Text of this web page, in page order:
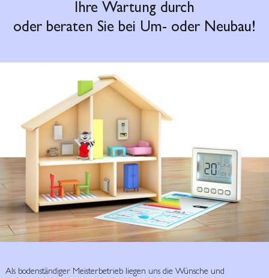
Ihre Wartung durch
oder beraten Sie bei Um- oder Neubau!
Als bodenständiger Meisterbetrieb liegen uns die Wünsche und